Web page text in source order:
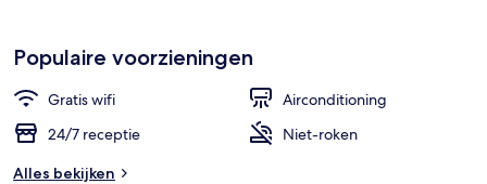
Populaire voorzieningen
Gratis wifi
Airconditioning
24/7 receptie
Niet-roken
Alles bekijken